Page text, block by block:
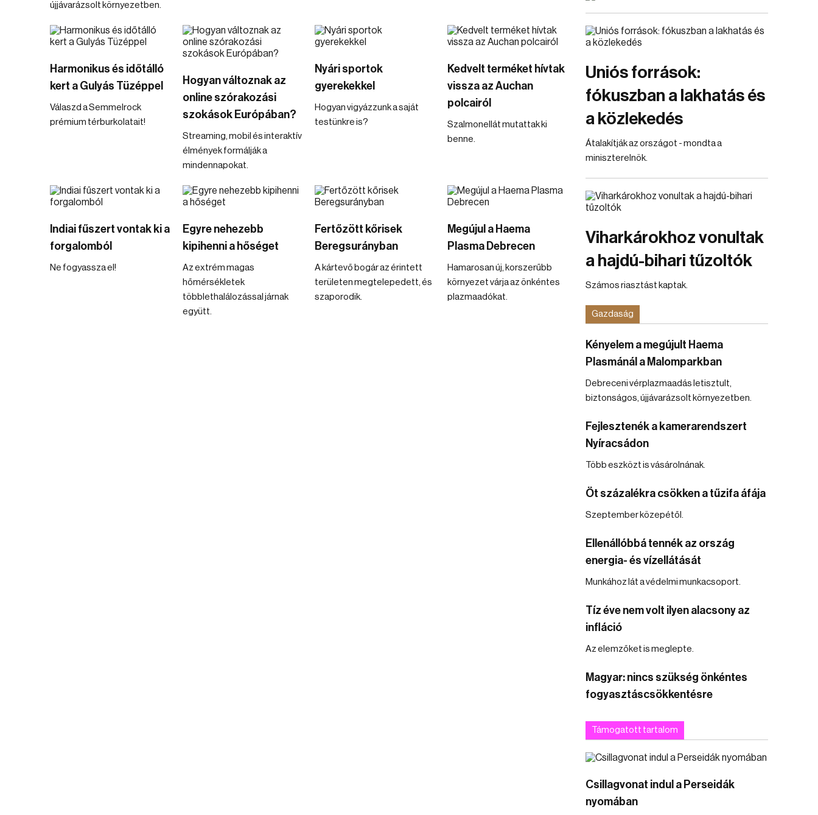
újjávarázsolt környezetben.
Harmonikus és időtálló
kert a Gulyás Tüzéppel
Válaszd a Semmelrock
prémium térburkolatait!
Hogyan változnak az
online szórakozási
szokások Európában?
Streaming, mobil és interaktív
élmények formálják a
mindennapokat.
Nyári sportok
gyerekekkel
Hogyan vigyázzunk a saját
testünkre is?
Kedvelt terméket hívtak
vissza az Auchan
polcairól
Szalmonellát mutattak ki
benne.
Indiai fűszert vontak ki a
forgalomból
Ne fogyassza el!
Egyre nehezebb
kipihenni a hőséget
Az extrém magas
hőmérsékletek
többlethalálozással járnak
együtt.
Fertőzött kőrisek
Beregsurányban
A kártevő bogár az érintett
területen megtelepedett, és
szaporodik.
Megújul a Haema
Plasma Debrecen
Hamarosan új, korszerűbb
környezet várja az önkéntes
plazmaadókat.
Uniós források:
fókuszban a lakhatás és
a közlekedés
Átalakítják az országot - mondta a
miniszterelnök.
Viharkárokhoz vonultak
a hajdú-bihari tűzoltók
Számos riasztást kaptak.
Gazdaság
Kényelem a megújult Haema
Plasmánál a Malomparkban
Debreceni vérplazmaadás letisztult,
biztonságos, újjávarázsolt környezetben.
Fejlesztenék a kamerarendszert
Nyíracsádon
Több eszközt is vásárolnának.
Öt százalékra csökken a tűzifa áfája
Szeptember közepétől.
Ellenállóbbá tennék az ország
energia- és vízellátását
Munkához lát a védelmi munkacsoport.
Tíz éve nem volt ilyen alacsony az
infláció
Az elemzőket is meglepte.
Magyar: nincs szükség önkéntes
fogyasztáscsökkentésre
Támogatott tartalom
Csillagvonat indul a Perseidák
nyomában